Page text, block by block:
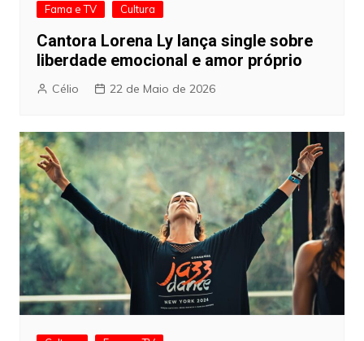
Fama e TV Cultura
Cantora Lorena Ly lança single sobre
liberdade emocional e amor próprio
Célio 22 de Maio de 2026